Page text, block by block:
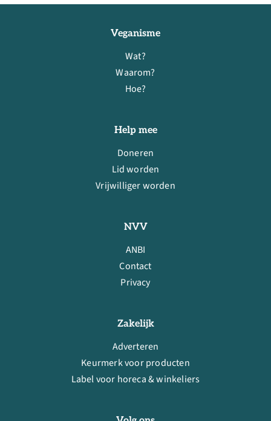
Veganisme
Wat?
Waarom?
Hoe?
Help mee
Doneren
Lid worden
Vrijwilliger worden
NVV
ANBI
Contact
Privacy
Zakelijk
Adverteren
Keurmerk voor producten
Label voor horeca & winkeliers